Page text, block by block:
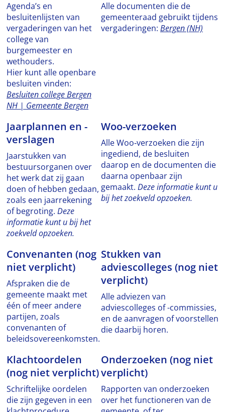
Agenda’s en
besluitenlijsten van
vergaderingen van het
college van
burgemeester en
wethouders.
Hier kunt alle openbare
besluiten vinden:
Besluiten college Bergen
NH | Gemeente Bergen
Alle documenten die de
gemeenteraad gebruikt tijdens
vergaderingen: Bergen (NH)
Jaarplannen en -
verslagen
Jaarstukken van
bestuursorganen over
het werk dat zij gaan
doen of hebben gedaan,
zoals een jaarrekening
of begroting. Deze
informatie kunt u bij het
zoekveld opzoeken.
Woo-verzoeken
Alle Woo‑verzoeken die zijn
ingediend, de besluiten
daarop en de documenten die
daarna openbaar zijn
gemaakt. Deze informatie kunt u
bij het zoekveld opzoeken.
Convenanten (nog
niet verplicht)
Afspraken die de
gemeente maakt met
één of meer andere
partijen, zoals
convenanten of
beleidsovereenkomsten.
Stukken van
adviescolleges (nog niet
verplicht)
Alle adviezen van
adviescolleges of -commissies,
en de aanvragen of voorstellen
die daarbij horen.
Klachtoordelen
(nog niet verplicht)
Schriftelijke oordelen
die zijn gegeven in een
Onderzoeken (nog niet
verplicht)
Rapporten van onderzoeken
over het functioneren van de